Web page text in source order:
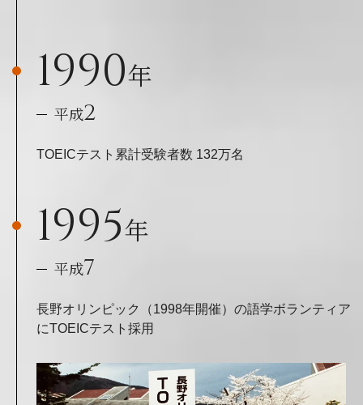
1990年
平成2
TOEICテスト累計受験者数 132万名
1995年
平成7
長野オリンピック（1998年開催）の語学ボランティア
にTOEICテスト採用